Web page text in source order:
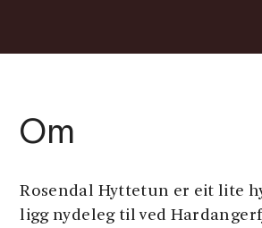
Om
Rosendal Hyttetun er eit lite
ligg nydeleg til ved